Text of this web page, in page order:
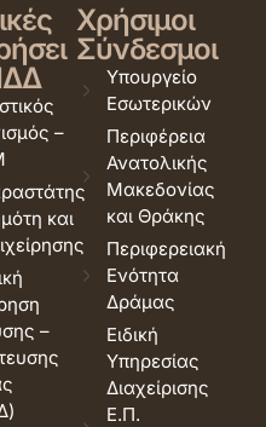
–
και
–
Χρήσιμοι
Σύνδεσμοι
Υπουργείο
Εσωτερικών
Περιφέρεια
Ανατολικής
Μακεδονίας
και Θράκης
Περιφερειακή
Ενότητα
Δράμας
Ειδική
Υπηρεσίας
Διαχείρισης
Ε.Π.